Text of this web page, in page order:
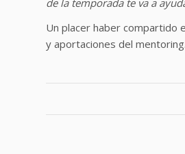
Un placer haber compartido
y aportaciones del mentoring.